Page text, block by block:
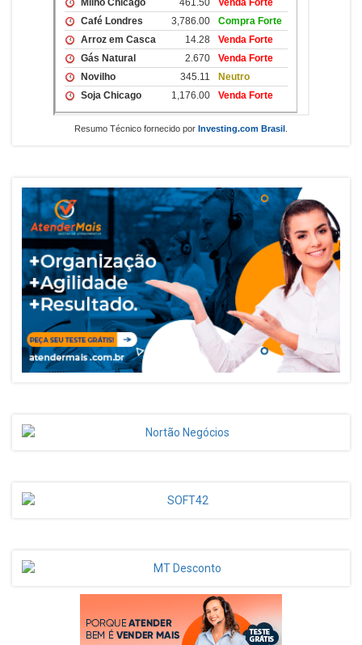
Resumo Técnico fornecido por Investing.com Brasil